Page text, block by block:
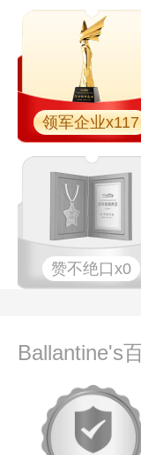
领军企业x117
赞不绝口x0
Ballantine's